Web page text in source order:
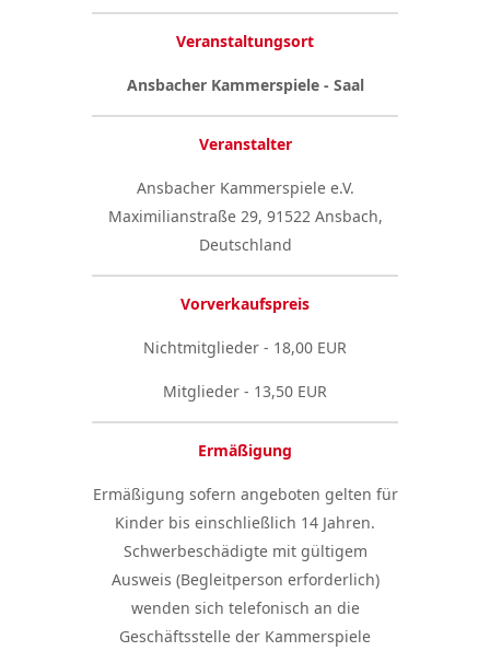
Veranstaltungsort
Ansbacher Kammerspiele - Saal
Veranstalter
Ansbacher Kammerspiele e.V.
Maximilianstraße 29, 91522 Ansbach,
Deutschland
Vorverkaufspreis
Nichtmitglieder - 18,00 EUR
Mitglieder - 13,50 EUR
Ermäßigung
Ermäßigung sofern angeboten gelten für
Kinder bis einschließlich 14 Jahren.
Schwerbeschädigte mit gültigem
Ausweis (Begleitperson erforderlich)
wenden sich telefonisch an die
Geschäftsstelle der Kammerspiele